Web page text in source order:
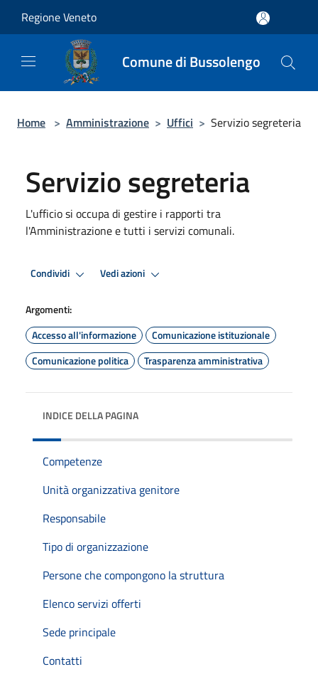
Regione Veneto
Comune di Bussolengo
Home > Amministrazione > Uffici > Servizio segreteria
Servizio segreteria
L'ufficio si occupa di gestire i rapporti tra
l'Amministrazione e tutti i servizi comunali.
Condividi Vedi azioni
Argomenti:
Accesso all'informazione
Comunicazione istituzionale
Comunicazione politica
Trasparenza amministrativa
INDICE DELLA PAGINA
Competenze
Unità organizzativa genitore
Responsabile
Tipo di organizzazione
Persone che compongono la struttura
Elenco servizi offerti
Sede principale
Contatti